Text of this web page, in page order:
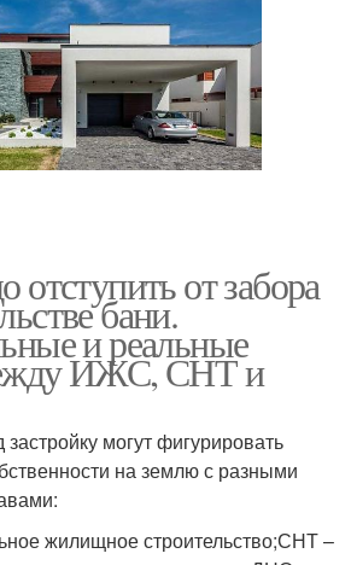
отступить от забора
бани.
и реальные
ИЖС, СНТ и
могут фигурировать
на землю с разными
жилищное строительство;СНТ –